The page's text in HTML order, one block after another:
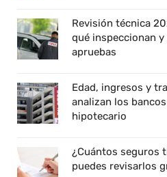
Revisión técnica
qué inspeccionan
apruebas
Edad, ingresos y
analizan los
hipotecario
¿Cuántos seguros
puedes revisarlos